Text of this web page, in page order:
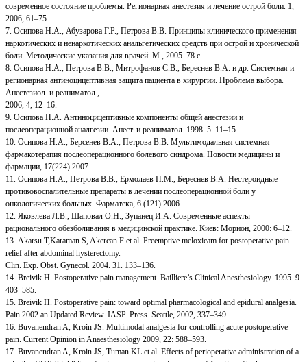
современное состояние проблемы. Регионарная анестезия и лечение острой боли. 1,
2006, 61–75.
7. Осипова Н.А., Абузарова Г.Р., Петрова В.В. Принципы клинического применения
наркотических и ненаркотических анальгетических средств при острой и хронической
боли. Методические указания для врачей. М., 2005. 78 с.
8. Осипова Н.А., Петрова В.В., Митрофанов С.В., Береснев В.А. и др. Системная и
регионарная антиноцицептивная защита пациента в хирургии. Проблема выбора.
Анестезиол. и реаниматол.,
2006, 4, 12–16.
9. Осипова Н.А. Антиноцицептивные компоненты общей анестезии и
послеоперационной аналгезии. Анест. и реаниматол. 1998. 5. 11–15.
10. Осипова Н.А., Берсенев В.А., Петрова В.В. Мультимодальная системная
фармакотерапия послеоперационного болевого синдрома. Новости медицины и
фармации, 17(224) 2007.
11. Осипова Н.А., Петрова В.В., Ермолаев П.М., Береснев В.А. Нестероидные
противовоспалительные препараты в лечении послеоперационной боли у
онкологических больных. Фарматека, 6 (121) 2006.
12. Яковлева Л.В., Шаповал О.Н., Зупанец И.А. Современные аспекты
рационального обезболивания в медицинской практике. Киев: Морион, 2000: 6–12.
13. Akarsu T,Karaman S, Akercan F et al. Preemptive meloxicam for postoperative pain
relief after abdominal hysterectomy.
Clin. Exp. Obst. Gynecol. 2004. 31. 133–136.
14. Breivik H. Postoperative pain management. Bailliere’s Clinical Anesthesiology. 1995. 9.
403–585.
15. Breivik H. Postoperative pain: toward optimal pharmacological and epidural analgesia.
Pain 2002 an Updated Review. IASP. Press. Seattle, 2002, 337–349.
16. Buvanendran A, Kroin JS. Multimodal analgesia for controlling acute postoperative
pain. Current Opinion in Anaesthesiology 2009, 22: 588–593.
17. Buvanendran A, Kroin JS, Tuman KL et al. Effects of perioperative administration of a